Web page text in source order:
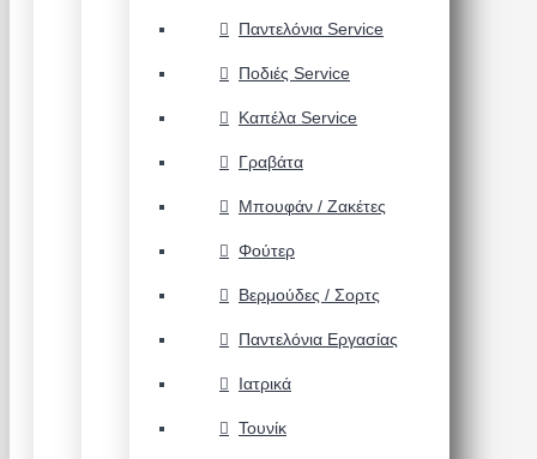
Παντελόνια Service
Ποδιές Service
Καπέλα Service
Γραβάτα
Μπουφάν / Ζακέτες
Φούτερ
Βερμούδες / Σορτς
Παντελόνια Εργασίας
Ιατρικά
Τουνίκ